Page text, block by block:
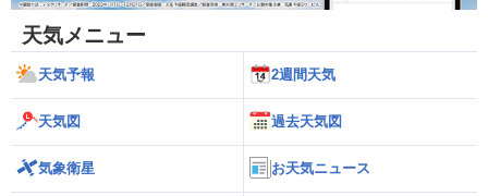
天気メニュー
天気予報 2週間天気
天気図 過去天気図
気象衛星 お天気ニュース